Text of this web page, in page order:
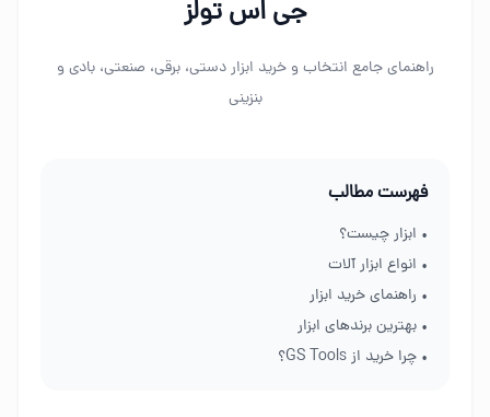
جی اس تولز
راهنمای جامع انتخاب و خرید ابزار دستی، برقی، صنعتی، بادی و
بنزینی
فهرست مطالب
• ابزار چیست؟
• انواع ابزار آلات
• راهنمای خرید ابزار
• بهترین برندهای ابزار
• چرا خرید از GS Tools؟